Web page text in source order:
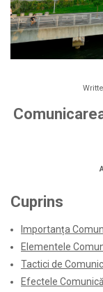
Cuprins
Importanța
Elementele
Tactici de
Efectele